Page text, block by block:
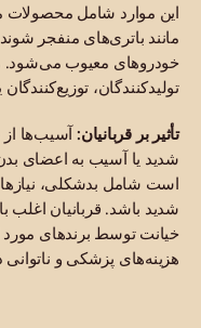
این موارد شامل محصولات
مانند باتری‌های منفجر
خودروهای معیوب می‌شود.
تولیدکنندگان،
تأثیر بر قربانیان:آسیب‌ها از
شدید یا آسیب به اعضای
است شامل بدشکلی،
شدید باشد. قربانیان
خیانت توسط برندهای مورد
هزینه‌های پزشکی و